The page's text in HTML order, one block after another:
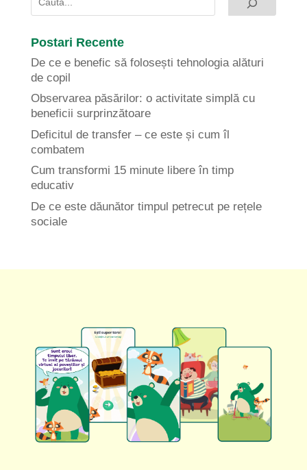
Postari Recente
De ce e benefic să folosești tehnologia alături
de copil
Observarea păsărilor: o activitate simplă cu
beneficii surprinzătoare
Deficitul de transfer – ce este și cum îl
combatem
Cum transformi 15 minute libere în timp
educativ
De ce este dăunător timpul petrecut pe rețele
sociale